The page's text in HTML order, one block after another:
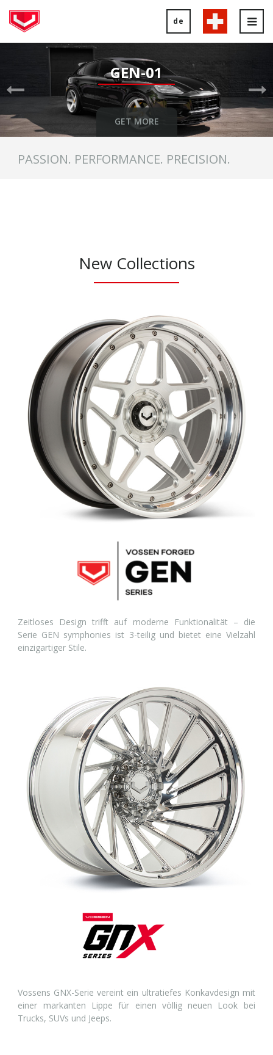
de
GEN-01
GET MORE
Previous
PASSION. PERFORMANCE. PRECISION.
New Collections
Zeitloses Design trifft auf moderne Funktionalität – die
Serie GEN symphonies ist 3-teilig und bietet eine Vielzahl
einzigartiger Stile.
Vossens GNX-Serie vereint ein ultratiefes Konkavdesign mit
einer markanten Lippe für einen völlig neuen Look bei
Trucks, SUVs und Jeeps.